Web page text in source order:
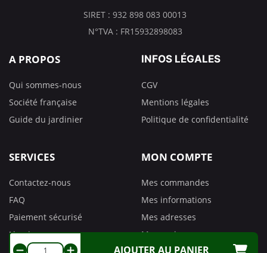
AJOUTER AU PANIER
SIRET : 932 898 083 00013
N°TVA : FR15932898083
A PROPOS
Qui sommes-nous
Société française
Guide du jardinier
INFOS LÉGALES
CGV
Mentions légales
Politique de confidentialité
SERVICES
Contactez-nous
FAQ
Paiement sécurisé
Livraison
MON COMPTE
Mes commandes
Mes informations
Mes adresses
Mes avoirs